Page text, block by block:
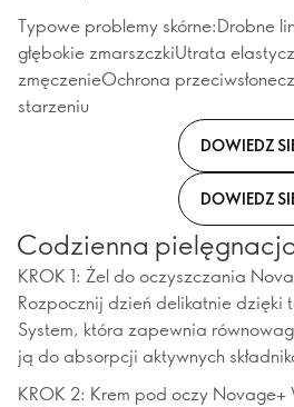
Typowe problemy skórne:Drobne
głębokie zmarszczkiUtrata
zmęczenieOchrona
starzeniu
DOWIEDZ
DOWIEDZ
Codzienna
KROK 1: Żel do oczyszczania
Rozpocznij dzień delikatnie dzięki
System, która zapewnia
ją do absorpcji aktywnych
KROK 2: Krem pod oczy Novage+